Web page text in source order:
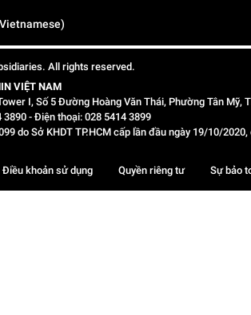
All rights reserved.
VIỆT NAM
I, Số 5 Đường Hoàng Văn Thái, Phường Tân Mỹ,
3890 - Điện thoại: 028 5414 3899
do Sở KHDT TP.HCM cấp lần đầu ngày 19/10/
Điều khoản sử dụng Quyền riêng tư Sự bảo